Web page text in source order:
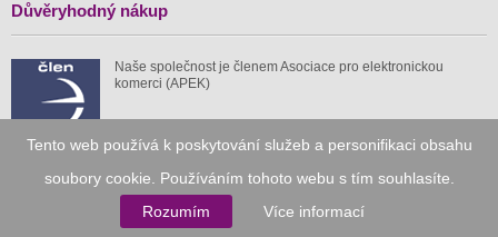
Tento web používá k poskytování služeb a personifikaci obsahu
soubory cookie. Používáním tohoto webu s tím souhlasíte.
Rozumím
Více informací
Důvěryhodný nákup
Naše společnost je členem Asociace pro elektronickou
komerci (APEK)
Již od roku 2010